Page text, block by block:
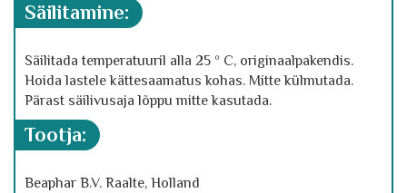
säilitamine:
Säilitada temperatuuril alla 25 º C, originaalpakendis.
Hoida lastele kättesaamatus kohas. Mitte külmutada.
Pärast säilivusaja lõppu mitte kasutada.
tootja:
Beaphar B.V. Raalte, Holland